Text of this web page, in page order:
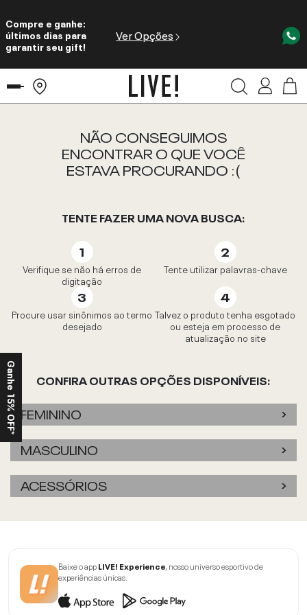
Compre e ganhe:
últimos dias para
garantir seu gift!
Ver Opções
NÃO CONSEGUIMOS
ENCONTRAR O QUE VOCÊ
ESTAVA PROCURANDO :(
TENTE FAZER UMA NOVA BUSCA:
Verifique se não há erros de
digitação
Tente utilizar palavras-chave
Procure usar sinônimos ao termo
desejado
Talvez o produto tenha esgotado
ou esteja em processo de
atualização no site
CONFIRA OUTRAS OPÇÕES DISPONÍVEIS:
FEMININO
MASCULINO
ACESSÓRIOS
Baixe o appLIVE! Experience, nosso universo esportivo de
experiências únicas.
Ganhe 15% OFF*